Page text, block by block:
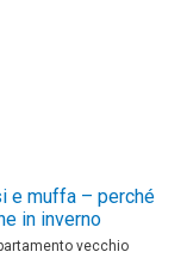
e muffa – perché
in inverno
vecchio